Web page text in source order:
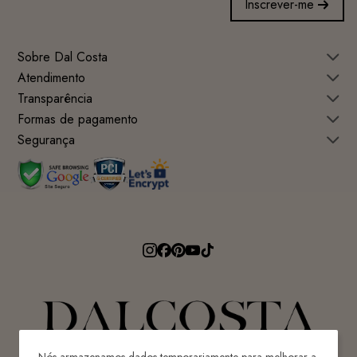
Inscrever-me
Sobre Dal Costa
Atendimento
Transparência
Formas de pagamento
Segurança